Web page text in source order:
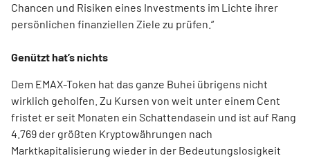
Chancen und Risiken eines Investments im Lichte ihrer
persönlichen finanziellen Ziele zu prüfen.“
Genützt hat’s nichts
Dem EMAX-Token hat das ganze Buhei übrigens nicht
wirklich geholfen. Zu Kursen von weit unter einem Cent
fristet er seit Monaten ein Schattendasein und ist auf Rang
4.769 der größten Kryptowährungen nach
Marktkapitalisierung wieder in der Bedeutungslosigkeit